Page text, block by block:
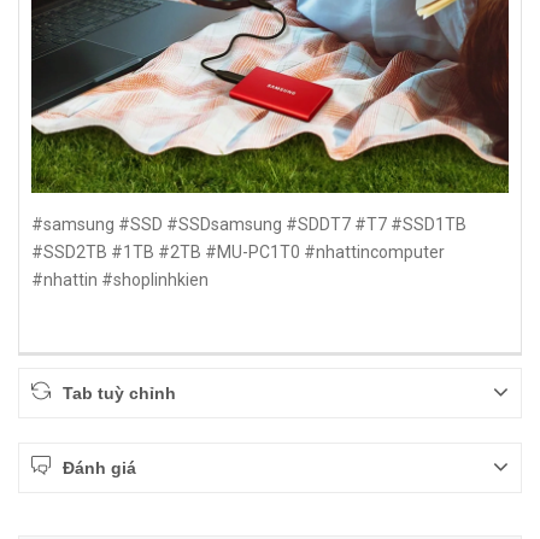
#samsung #SSD #SSDsamsung #SDDT7 #T7 #SSD1TB
#SSD2TB #1TB #2TB #MU-PC1T0 #nhattincomputer
#nhattin #shoplinhkien
Tab tuỳ chỉnh
Đánh giá